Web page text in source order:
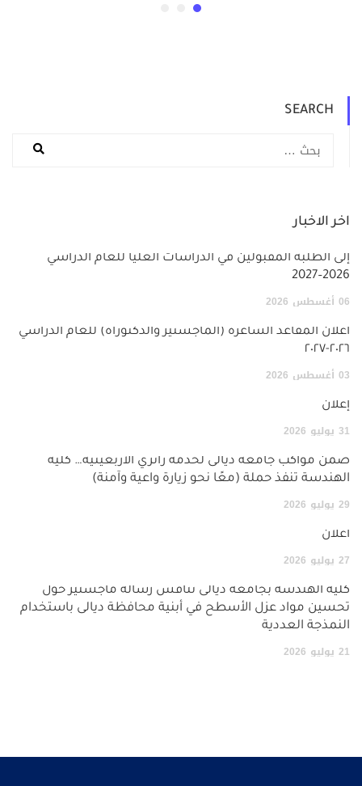
SEARCH
اخر الاخبار
إلى الطلبة المقبولين في الدراسات العليا للعام الدراسي
2026–2027
06 أغسطس 2026
اعلان المقاعد الشاغرة (الماجستير والدكتوراة) للعام الدراسي
٢٠٢٦-٢٠٢٧
03 أغسطس 2026
إعلان
31 يوليو 2026
ضمن مواكب جامعة ديالى لخدمة زائري الأربعينية… كلية
الهندسة تنفذ حملة (معًا نحو زيارة واعية وآمنة)
29 يوليو 2026
اعلان
27 يوليو 2026
كلية الهندسة بجامعة ديالى تناقش رسالة ماجستير حول
تحسين مواد عزل الأسطح في أبنية محافظة ديالى باستخدام
النمذجة العددية
21 يوليو 2026